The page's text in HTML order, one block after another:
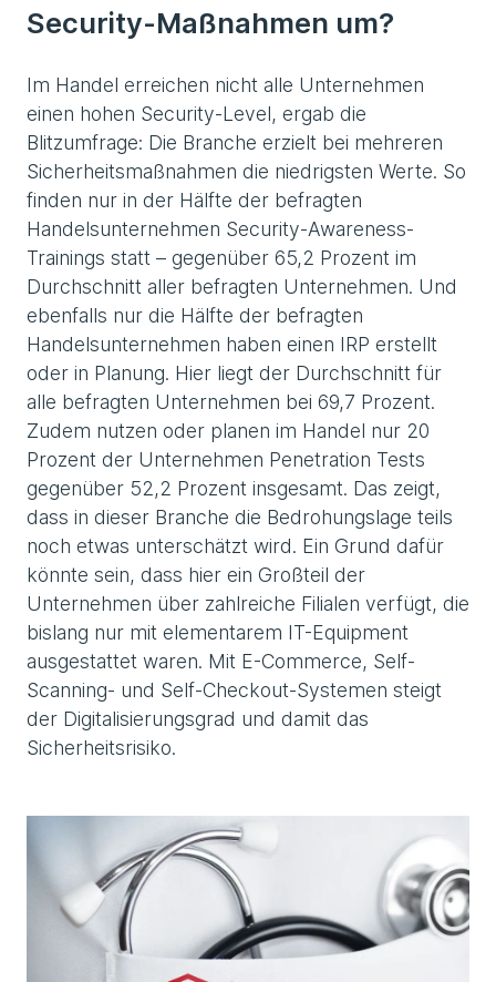
Security-Maßnahmen um?
Im Handel erreichen nicht alle Unternehmen
einen hohen Security-Level, ergab die
Blitzumfrage: Die Branche erzielt bei mehreren
Sicherheitsmaßnahmen die niedrigsten Werte. So
finden nur in der Hälfte der befragten
Handelsunternehmen Security-Awareness-
Trainings statt – gegenüber 65,2 Prozent im
Durchschnitt aller befragten Unternehmen. Und
ebenfalls nur die Hälfte der befragten
Handelsunternehmen haben einen IRP erstellt
oder in Planung. Hier liegt der Durchschnitt für
alle befragten Unternehmen bei 69,7 Prozent.
Zudem nutzen oder planen im Handel nur 20
Prozent der Unternehmen Penetration Tests
gegenüber 52,2 Prozent insgesamt. Das zeigt,
dass in dieser Branche die Bedrohungslage teils
noch etwas unterschätzt wird. Ein Grund dafür
könnte sein, dass hier ein Großteil der
Unternehmen über zahlreiche Filialen verfügt, die
bislang nur mit elementarem IT-Equipment
ausgestattet waren. Mit E-Commerce, Self-
Scanning- und Self-Checkout-Systemen steigt
der Digitalisierungsgrad und damit das
Sicherheitsrisiko.